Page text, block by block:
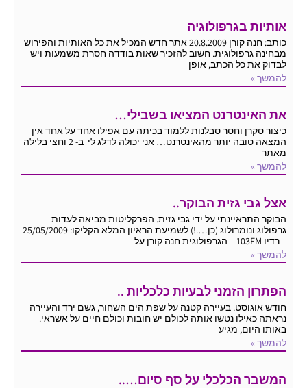
אותיות בגרפולוגיה
כותב: חנה קורן 20.8.2009 אתר חדש המכיל את כל האותיות והפירוש
מבחינה גרפולוגית. חשוב להזכיר שאות בודדה חסרת משמעות ויש
לבדוק את כל הכתב, אופן
להמשך »
את האינטרנט המציאו בשבילי…
כיצור סקרן וחסר סבלנות ללמוד בכיתה עם אפילו אחד על אחד אין
המצאה טובה יותר מהאינטרנט… אני יכולה לדלג לי ב- 2 וחצי בלילה
מאתר
להמשך »
אצל גבי גזית הבוקר..
הבוקר התראיינתי על ידי גבי גזית. הפרקליטות מביאה לעדות
גרפולוג ונומרולוג (כן….!) לשמיעת הראיון המלא הקליקו: 25/05/2009
– רדיו 103FM – הגרפולוגית חנה קורן על
להמשך »
הפתרון הזמני לבעיות כלכליות ..
חודש אוגוסט. בעיירה קטנה על שפת הים השחור, גשם ירד והעיירה
נראתה כאילו נטשו אותה לכולם יש חובות וכולם חיים על אשראי.
באותו היום, מגיע
להמשך »
המשבר הכלכלי על סף סיום…..